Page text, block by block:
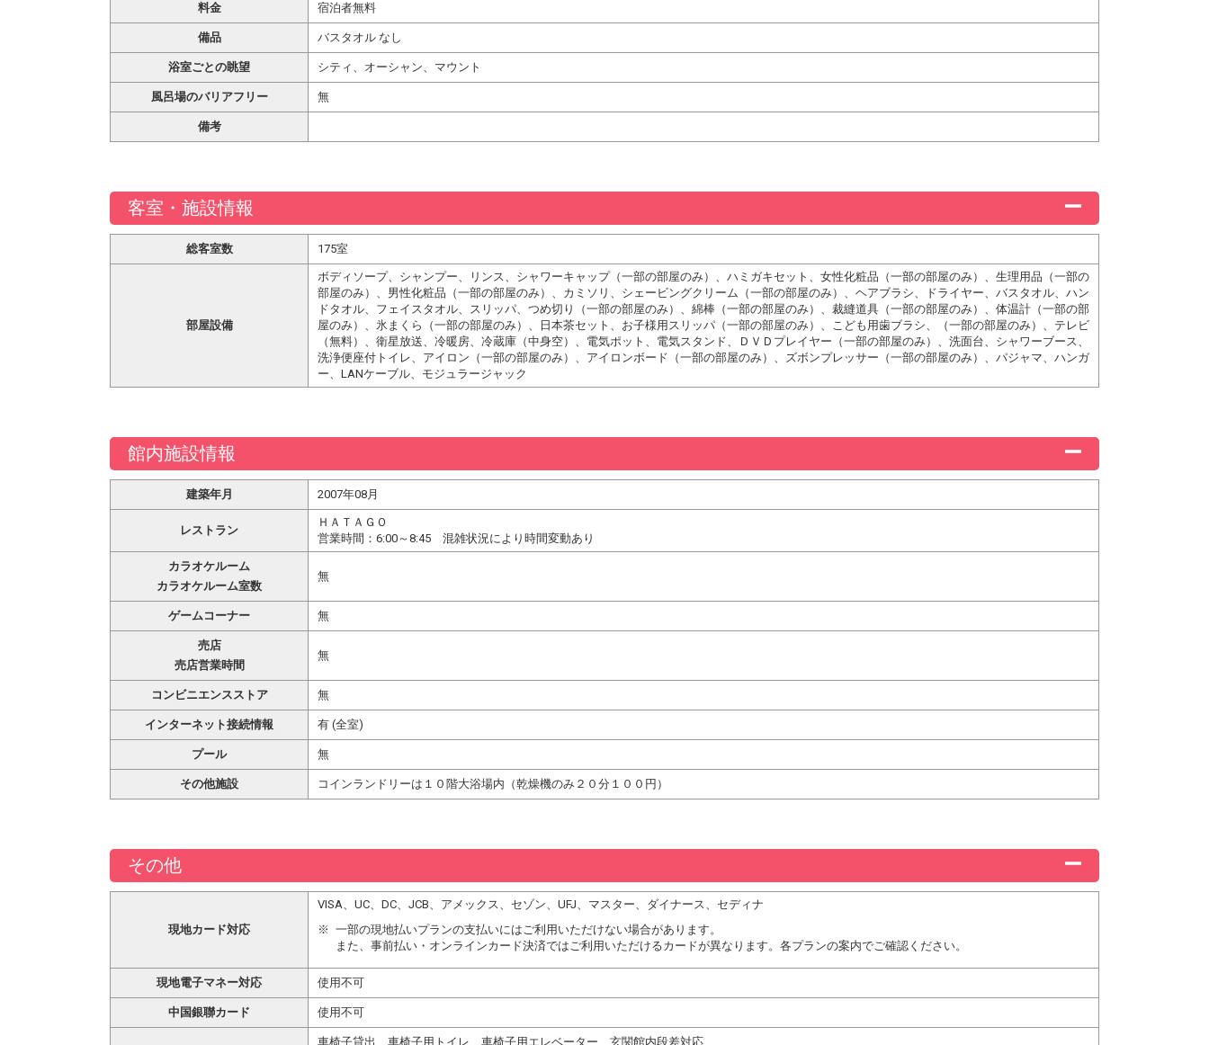
料金 宿泊者無料
備品 バスタオル なし
浴室ごとの眺望 シティ、オーシャン、マウント
風呂場のバリアフリー 無
備考
客室・施設情報
総客室数 175室
部屋設備
ボディソープ、シャンプー、リンス、シャワーキャップ（一部の部屋のみ）、ハミガキセット、女性化粧品（一部の部屋のみ）、生理用品（一部の
部屋のみ）、男性化粧品（一部の部屋のみ）、カミソリ、シェービングクリーム（一部の部屋のみ）、ヘアブラシ、ドライヤー、バスタオル、ハン
ドタオル、フェイスタオル、スリッパ、つめ切り（一部の部屋のみ）、綿棒（一部の部屋のみ）、裁縫道具（一部の部屋のみ）、体温計（一部の部
屋のみ）、氷まくら（一部の部屋のみ）、日本茶セット、お子様用スリッパ（一部の部屋のみ）、こども用歯ブラシ、（一部の部屋のみ）、テレビ
（無料）、衛星放送、冷暖房、冷蔵庫（中身空）、電気ポット、電気スタンド、ＤＶＤプレイヤー（一部の部屋のみ）、洗面台、シャワーブース、
洗浄便座付トイレ、アイロン（一部の部屋のみ）、アイロンボード（一部の部屋のみ）、ズボンプレッサー（一部の部屋のみ）、パジャマ、ハンガ
ー、LANケーブル、モジュラージャック
館内施設情報
建築年月 2007年08月
レストラン
ＨＡＴＡＧＯ
営業時間：6:00～8:45 混雑状況により時間変動あり
カラオケルーム
カラオケルーム室数
無
ゲームコーナー 無
売店
売店営業時間
無
コンビニエンスストア 無
インターネット接続情報 有 (全室)
プール 無
その他施設 コインランドリーは１０階大浴場内（乾燥機のみ２０分１００円）
その他
現地カード対応
VISA、UC、DC、JCB、アメックス、セゾン、UFJ、マスター、ダイナース、セディナ
一部の現地払いプランの支払いにはご利用いただけない場合があります。
また、事前払い・オンラインカード決済ではご利用いただけるカードが異なります。各プランの案内でご確認ください。
現地電子マネー対応 使用不可
中国銀聯カード 使用不可
車椅子貸出、車椅子用トイレ、車椅子用エレベーター、玄関館内段差対応